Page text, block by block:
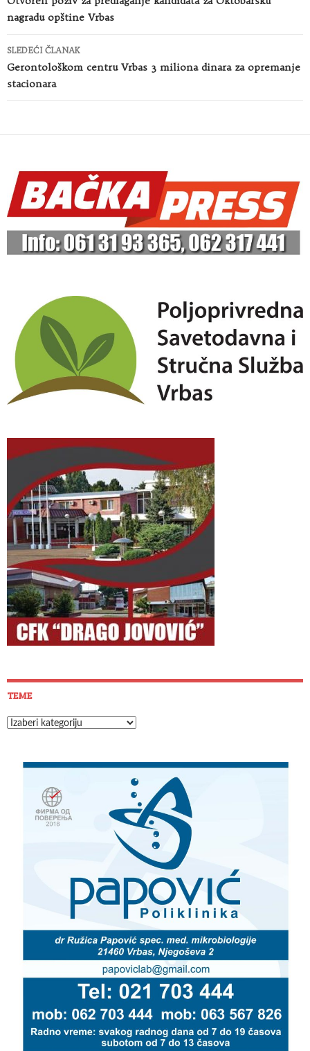
nagradu opštine Vrbas
SLEDEĆI ČLANAK
Gerontološkom centru Vrbas 3 miliona dinara za opremanje
stacionara
TEME
Teme